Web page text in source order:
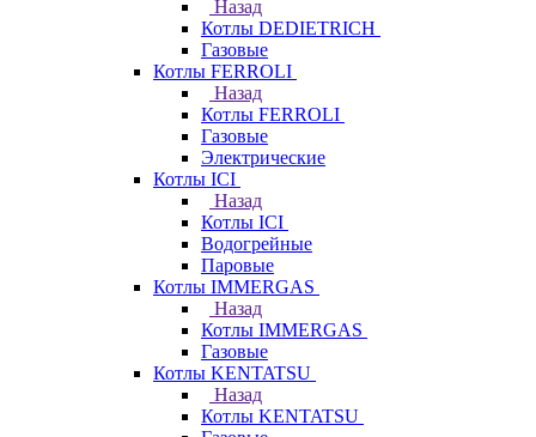
Назад
Котлы DEDIETRICH
Газовые
Котлы FERROLI
Назад
Котлы FERROLI
Газовые
Электрические
Котлы ICI
Назад
Котлы ICI
Водогрейные
Паровые
Котлы IMMERGAS
Назад
Котлы IMMERGAS
Газовые
Котлы KENTATSU
Назад
Котлы KENTATSU